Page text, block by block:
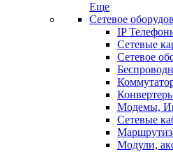
Еще
Сетевое
IP
Сетевые
Сетевое
Модемы,
Сетевые
Модули,